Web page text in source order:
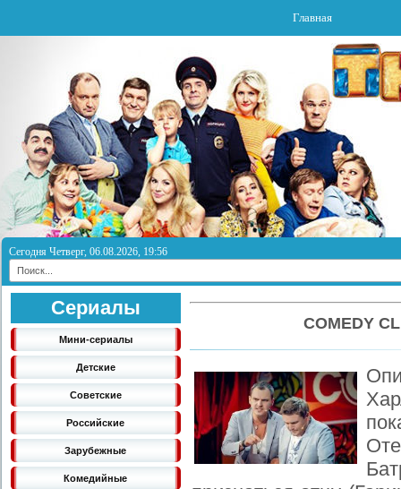
Главная
Сегодня Четверг, 06.08.2026, 19:56
Сериалы
Мини-сериалы
Детские
Советские
Российские
Зарубежные
Комедийные
COMEDY